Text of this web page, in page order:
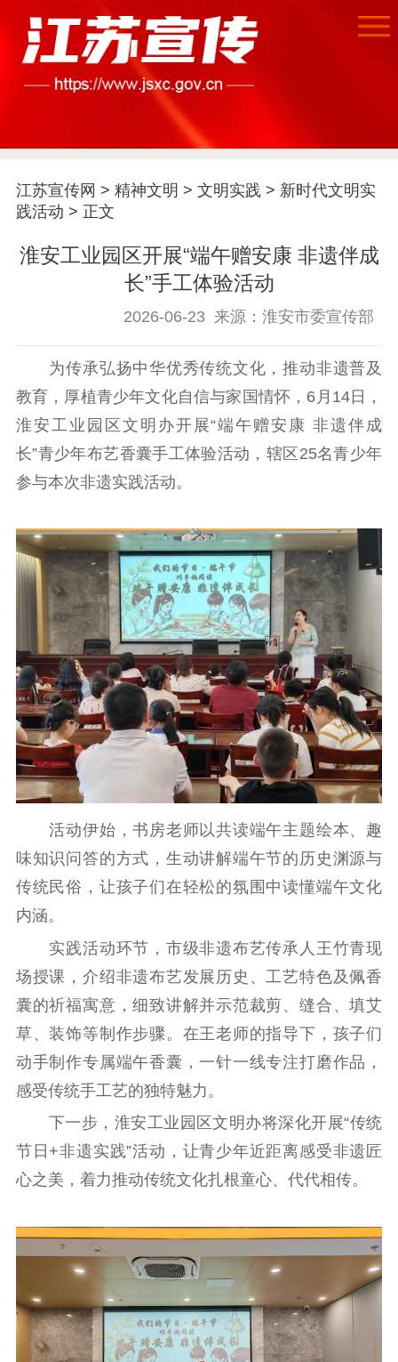
首页
江苏要闻
信息公开制度
告
政策法规
工作动态
理论武装
理论学习 宣传宣讲 研究阐释
社科强省 工作通知
成果集萃
江苏文脉
资料下载
新闻宣传
主题宣传 对外宣传
新闻发布
记者之家
品牌栏目
文化文艺
精品生产 文化惠民
文化传承
文化交流
体制改革
文化产业
紫金文化艺术节
品牌活动 紫艺舞台
精神文明
文明创建 文明实践
文明培育
社会宣传
思想政治教育 爱国主义教育
全民国防教育
红色资源保护利
用
新闻出版
精品出版 全民阅读
出版监管
扫黄打非
电影创作 电影市场
机关党建
党建要闻 学习在线
江苏宣传网 > 精神文明 > 文明实践 > 新时代文明实
践活动 > 正文
淮安工业园区开展“端午赠安康 非遗伴成
长”手工体验活动
2026-06-23 来源：淮安市委宣传部
为传承弘扬中华优秀传统文化，推动非遗普及
教育，厚植青少年文化自信与家国情怀，6月14日，
淮安工业园区文明办开展“端午赠安康 非遗伴成
长”青少年布艺香囊手工体验活动，辖区25名青少年
参与本次非遗实践活动。
活动伊始，书房老师以共读端午主题绘本、趣
味知识问答的方式，生动讲解端午节的历史渊源与
传统民俗，让孩子们在轻松的氛围中读懂端午文化
内涵。
实践活动环节，市级非遗布艺传承人王竹青现
场授课，介绍非遗布艺发展历史、工艺特色及佩香
囊的祈福寓意，细致讲解并示范裁剪、缝合、填艾
草、装饰等制作步骤。在王老师的指导下，孩子们
动手制作专属端午香囊，一针一线专注打磨作品，
感受传统手工艺的独特魅力。
下一步，淮安工业园区文明办将深化开展“传统
节日+非遗实践”活动，让青少年近距离感受非遗匠
心之美，着力推动传统文化扎根童心、代代相传。